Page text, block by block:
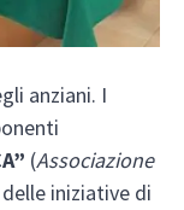
anziani. I
(Associazione
iniziative di